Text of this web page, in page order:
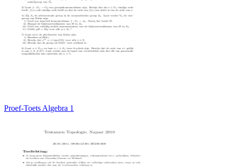
Proef-Toets Algebra 1